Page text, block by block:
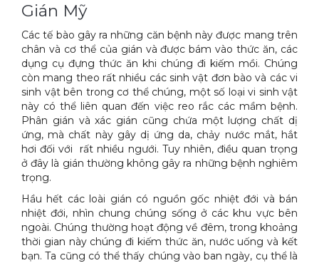
Gián Mỹ
Các tế bào gây ra những căn bệnh này được mang trên
chân và cơ thể của gián và được bám vào thức ăn, các
dụng cụ đựng thức ăn khi chúng đi kiếm mồi. Chúng
còn mang theo rất nhiều các sinh vật đơn bào và các vi
sinh vật bên trong cơ thể chúng, một số loại vi sinh vật
này có thể liên quan đến việc reo rắc các mầm bệnh.
Phân gián và xác gián cũng chứa một lượng chất dị
ứng, mà chất này gây dị ứng da, chảy nước mắt, hắt
hơi đối với rất nhiều ngưới. Tuy nhiên, điều quan trọng
ở đây là gián thường không gây ra những bệnh nghiêm
trọng.
Hầu hết các loài gián có nguồn gốc nhiệt đới và bán
nhiệt đới, nhìn chung chúng sống ở các khu vực bên
ngoài. Chúng thường hoạt động về đêm, trong khoảng
thời gian này chúng đi kiếm thức ăn, nước uống và kết
bạn. Ta cũng có thể thấy chúng vào ban ngày, cụ thể là